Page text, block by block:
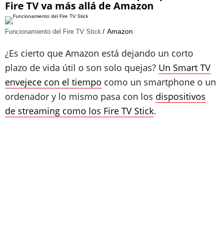
Fire TV va más allá de Amazon
Funcionamiento del Fire TV Stick Amazon
¿Es cierto que Amazon está dejando un corto
plazo de vida útil o son solo quejas? Un Smart TV
envejece con el tiempo como un smartphone o un
ordenador y lo mismo pasa con los dispositivos
de streaming como los Fire TV Stick.